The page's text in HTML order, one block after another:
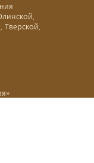
Тверской,